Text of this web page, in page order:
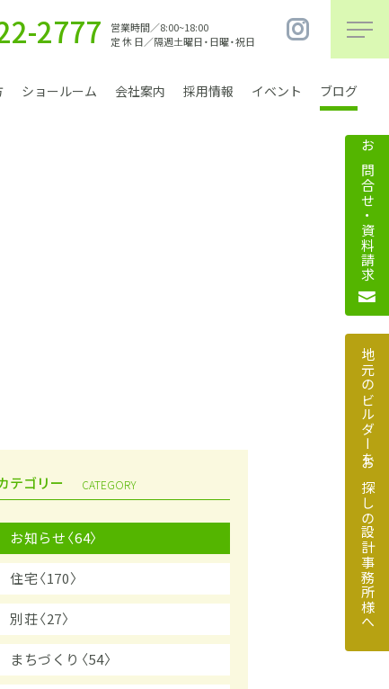
2777
営業時間／8:00~18:00
定 休 日／隔週土曜日・日曜・祝日
ショールーム 会社案内 採用情報 イベント ブログ
の設計事務所様へ
テゴリー CATEGORY
お知らせ〈64〉
住宅〈170〉
別荘〈27〉
まちづくり〈54〉
お問合せ・資料請求
地元のビルダーをお探しの設計事務所様へ